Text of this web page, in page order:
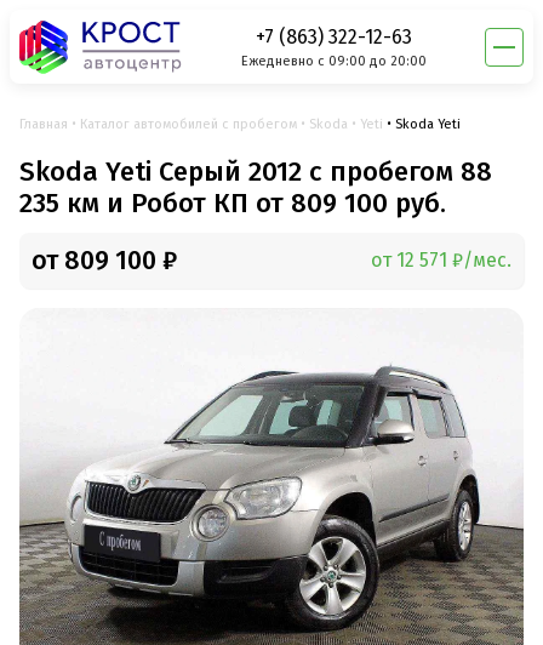
+7 (863) 322-12-63
Ежедневно с 09:00 до 20:00
Главная Каталог автомобилей с пробегом Skoda Yeti Skoda Yeti
Skoda Yeti Серый 2012 с пробегом 88
235 км и Робот КП от 809 100 руб.
от 809 100 ₽ от 12 571 ₽/мес.